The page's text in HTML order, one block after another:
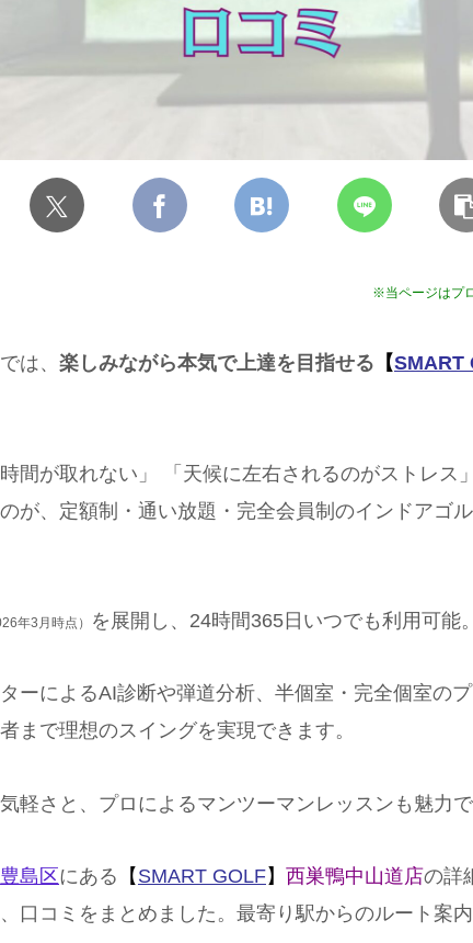
※当ページはプ
は、 楽しみながら本気で上達を目指せる 【SMART
時間が取れない」 「天候に左右されるのがストレス
が、定額制・通い放題・完全会員制のインドアゴ
年3月時点） を展開し、24時間365日いつでも利用可能。
ーによるAI診断や弾道分析、半個室・完全個室のプ
まで理想のスイングを実現できます。
軽さと、プロによるマンツーマンレッスンも魅力で
豊島区 にある 【 SMART GOLF】 西巣鴨中山道店の詳
口コミをまとめました。最寄り駅からのルート案内